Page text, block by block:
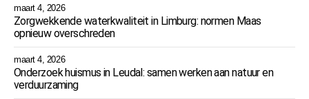
maart 4, 2026
Zorgwekkende waterkwaliteit in Limburg: normen Maas
opnieuw overschreden
maart 4, 2026
Onderzoek huismus in Leudal: samen werken aan natuur en
verduurzaming